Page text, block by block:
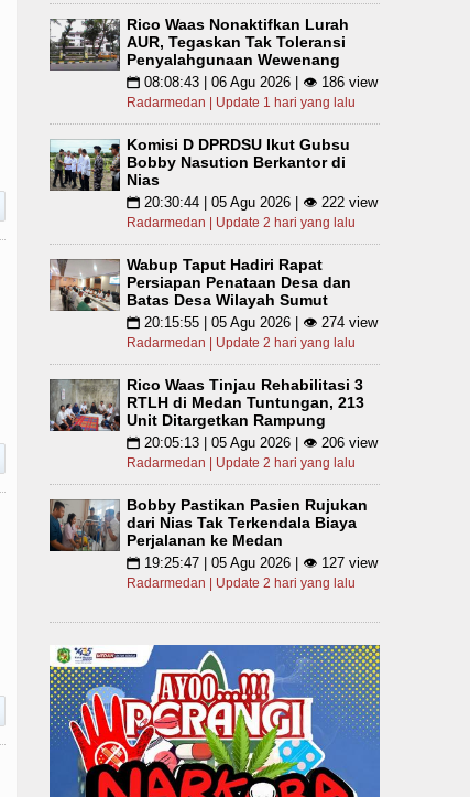
Rico Waas Nonaktifkan Lurah
AUR, Tegaskan Tak Toleransi
Penyalahgunaan Wewenang
📅 08:08:43 | 06 Agu 2026 | 👁 186 view
Radarmedan | Update 1 hari yang lalu
Komisi D DPRDSU Ikut Gubsu
Bobby Nasution Berkantor di
Nias
📅 20:30:44 | 05 Agu 2026 | 👁 222 view
Radarmedan | Update 2 hari yang lalu
Wabup Taput Hadiri Rapat
Persiapan Penataan Desa dan
Batas Desa Wilayah Sumut
📅 20:15:55 | 05 Agu 2026 | 👁 274 view
Radarmedan | Update 2 hari yang lalu
Rico Waas Tinjau Rehabilitasi 3
RTLH di Medan Tuntungan, 213
Unit Ditargetkan Rampung
📅 20:05:13 | 05 Agu 2026 | 👁 206 view
Radarmedan | Update 2 hari yang lalu
Bobby Pastikan Pasien Rujukan
dari Nias Tak Terkendala Biaya
Perjalanan ke Medan
📅 19:25:47 | 05 Agu 2026 | 👁 127 view
Radarmedan | Update 2 hari yang lalu